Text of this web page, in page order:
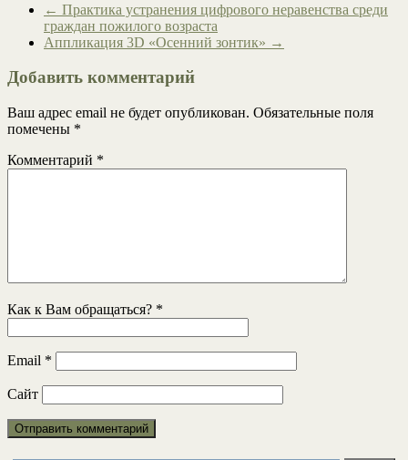
← Практика устранения цифрового неравенства среди
граждан пожилого возраста
Аппликация 3D «Осенний зонтик» →
Добавить комментарий
Ваш адрес email не будет опубликован. Обязательные поля
помечены *
Комментарий *
Как к Вам обращаться? *
Email *
Сайт